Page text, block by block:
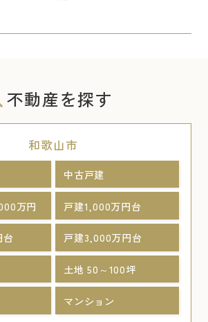
不動産を探す
和歌山市
中古戸建
万円 戸建1,000万円台
戸建3,000万円台
土地 50～100坪
マンション